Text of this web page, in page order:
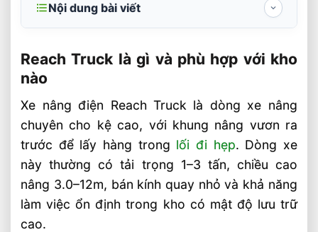
Nội dung bài viết
Thông số kỹ thuật cần ưu tiên khi chọn
Vì sao pin và motor quyết định hiệu
suất?
Cách chọn Reach Truck theo nhu cầu vận
hành thực tế
Nhóm khách hàng nào nên đầu tư Reach
Truck?
Reach Truck là gì và phù hợp với kho
nào
Xe nâng điện Reach Truck là dòng xe nâng
chuyên cho kệ cao, với khung nâng vươn ra
trước để lấy hàng trong lối đi hẹp. Dòng xe
này thường có tải trọng 1–3 tấn, chiều cao
nâng 3.0–12m, bán kính quay nhỏ và khả năng
làm việc ổn định trong kho có mật độ lưu trữ
cao.